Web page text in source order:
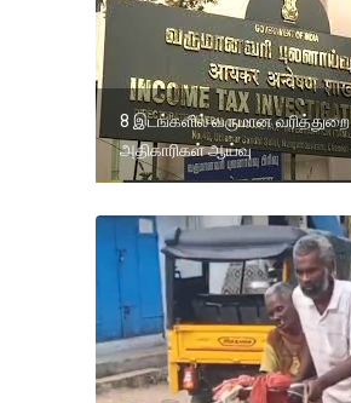
8 இடங்களில் வருமான வரித்துறை
அதிகாரிகள் ஆய்வு